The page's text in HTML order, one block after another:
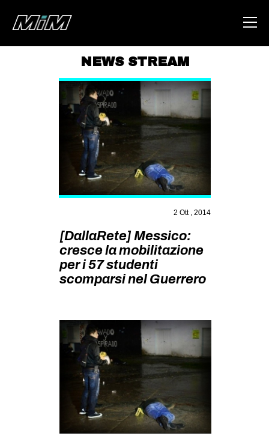
ABOUT
AREA
DEGENERAZIONE
GAZA FREESTYLE
CSOA LAMBRETTA
STUDENTI TSUNAMI
ZAM
MILANO
SPORT POPOLARE
MOVIMENTI
AMBIENTE
ANTIFASCISMO
DIRITTO ALL’ABITARE
NEWS STREAM
2 Ott , 2014
[DallaRete] Messico:
cresce la mobilitazione
per i 57 studenti
scomparsi nel Guerrero